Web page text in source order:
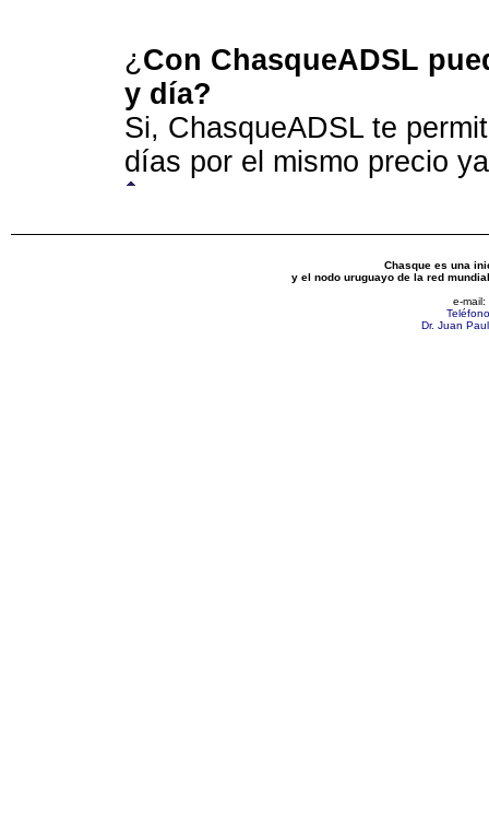
¿Con ChasqueADSL
y día?
Si, ChasqueADSL te
días por el mismo precio
Chasque es una
y el nodo uruguayo de la red
e-mail:
Dr. Juan